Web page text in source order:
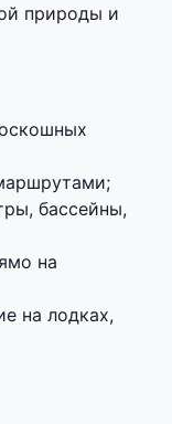
природы и
бассейны,
на
на лодках,